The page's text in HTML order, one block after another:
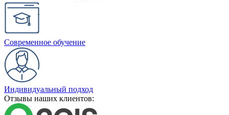
Современное обучение
Индивидуальный подход
Отзывы наших клиентов: